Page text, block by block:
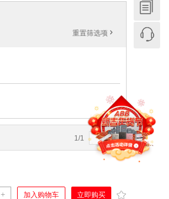
重置筛选项 '
1/1 4 5
+ 加入购物车 立即购买